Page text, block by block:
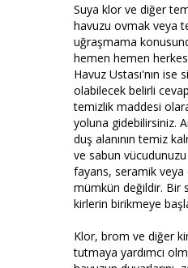
Suya klor ve diğer
havuzu ovmak veya
uğraşmama
hemen hemen
Havuz Ustası'nın ise
olabilecek belirli
temizlik maddesi
yoluna gidebilirsiniz.
duş alanının temiz
ve sabun
fayans, seramik veya
mümkün değildir. Bir
kirlerin birikmeye
Klor, brom ve diğer
tutmaya yardımcı